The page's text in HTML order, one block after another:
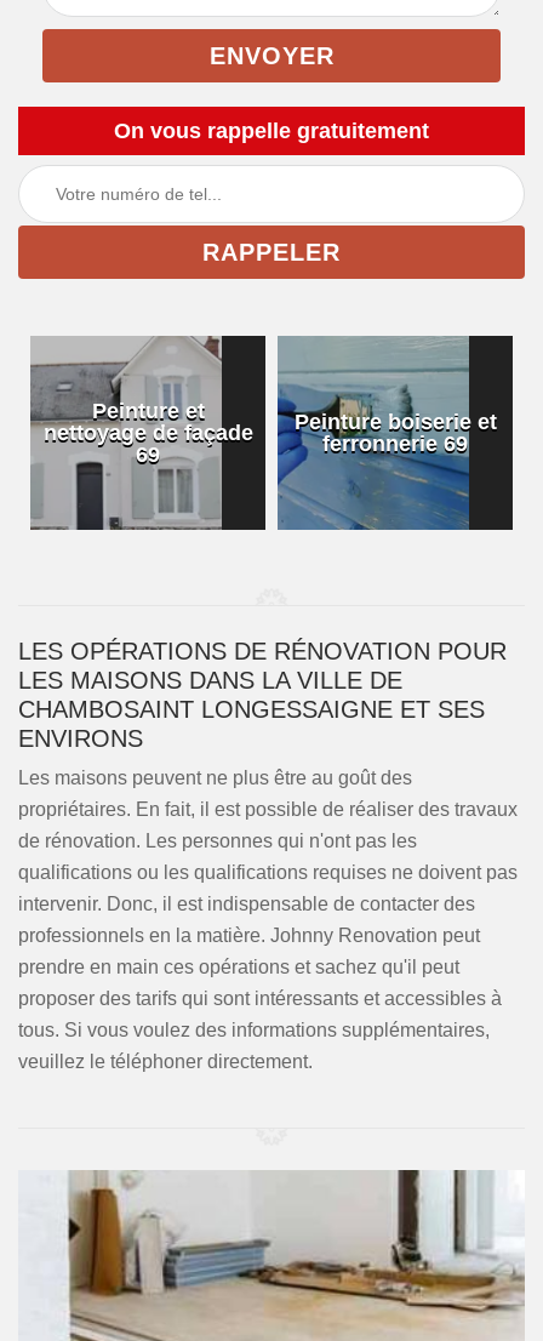
On vous rappelle gratuitement
Peinture et
nettoyage de façade
69
Peinture boiserie et
ferronnerie 69
LES OPÉRATIONS DE RÉNOVATION POUR
LES MAISONS DANS LA VILLE DE
CHAMBOSAINT LONGESSAIGNE ET SES
ENVIRONS
Les maisons peuvent ne plus être au goût des
propriétaires. En fait, il est possible de réaliser des travaux
de rénovation. Les personnes qui n'ont pas les
qualifications ou les qualifications requises ne doivent pas
intervenir. Donc, il est indispensable de contacter des
professionnels en la matière. Johnny Renovation peut
prendre en main ces opérations et sachez qu'il peut
proposer des tarifs qui sont intéressants et accessibles à
tous. Si vous voulez des informations supplémentaires,
veuillez le téléphoner directement.